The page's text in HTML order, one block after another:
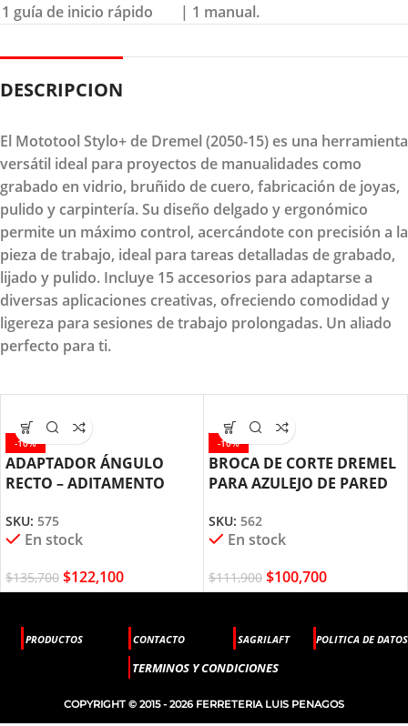
1 guía de inicio rápido | 1 manual.
DESCRIPCION
El Mototool Stylo+ de Dremel (2050-15) es una herramienta
versátil ideal para proyectos de manualidades como
grabado en vidrio, bruñido de cuero, fabricación de joyas,
pulido y carpintería. Su diseño delgado y ergonómico
permite un máximo control, acercándote con precisión a la
pieza de trabajo, ideal para tareas detalladas de grabado,
lijado y pulido. Incluye 15 accesorios para adaptarse a
diversas aplicaciones creativas, ofreciendo comodidad y
ligereza para sesiones de trabajo prolongadas. Un aliado
perfecto para ti.
-10%
ADAPTADOR ÁNGULO
RECTO – ADITAMENTO
(575)
SKU: 575
En stock
$135,700 $122,100
-10%
BROCA DE CORTE DREMEL
PARA AZULEJO DE PARED
SKU: 562
En stock
$111,900 $100,700
PRODUCTOS CONTACTO SAGRILAFT POLITICA DE DATOS
TERMINOS Y CONDICIONES
COPYRIGHT © 2015 - 2026 FERRETERIA LUIS PENAGOS